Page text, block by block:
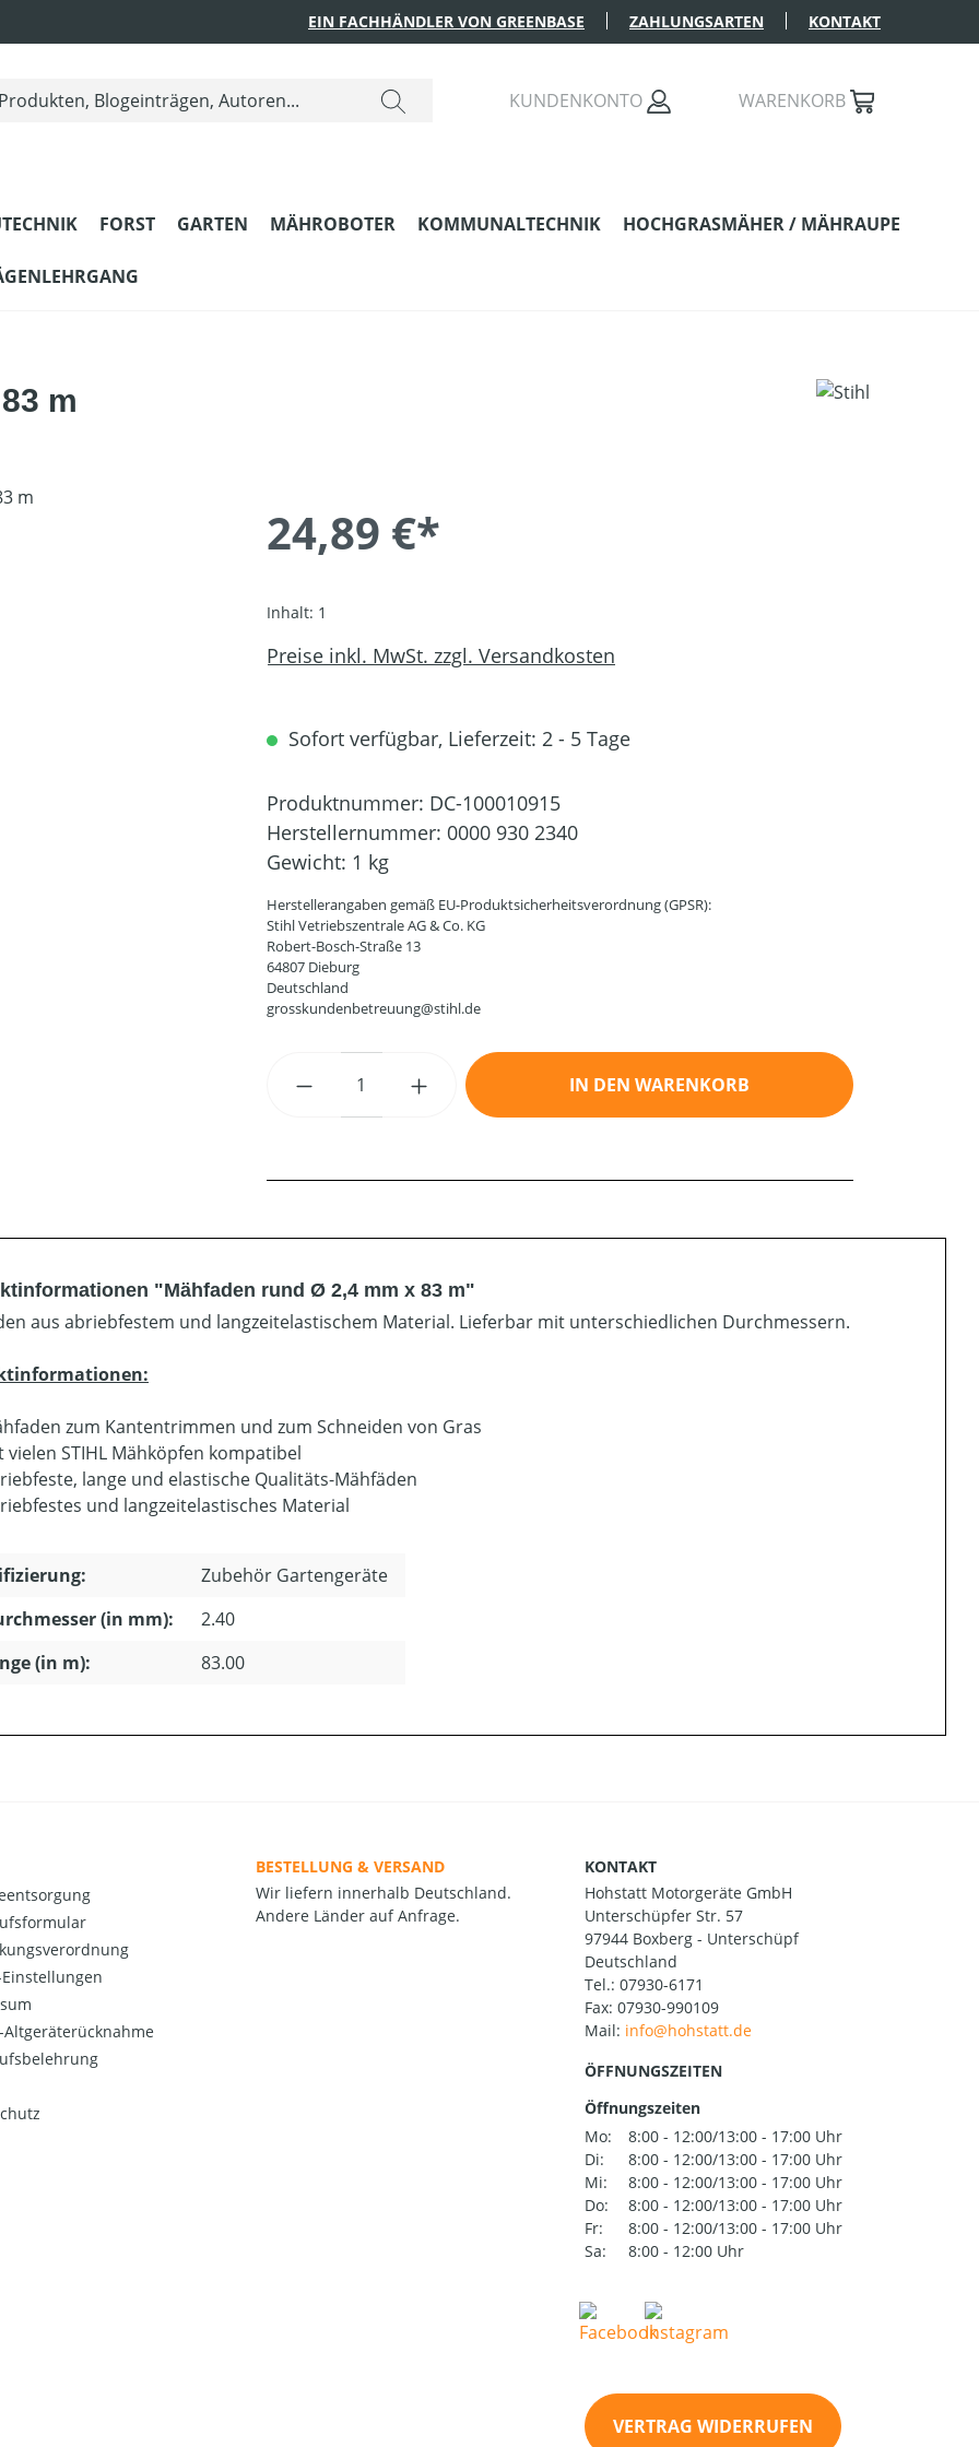
EIN FACHHÄNDLER VON GREENBASE ZAHLUNGSARTEN KONTAKT
KUNDENKONTO WARENKORB
FORST GARTEN MÄHROBOTER KOMMUNALTECHNIK HOCHGRASMÄHER / MÄHRAUPE
m
24,89 €*
Inhalt: 1
Preise inkl. MwSt. zzgl. Versandkosten
Sofort verfügbar, Lieferzeit: 2 - 5 Tage
Produktnummer: DC-100010915
Herstellernummer: 0000 930 2340
Gewicht: 1 kg
Herstellerangaben gemäß EU-Produktsicherheitsverordnung (GPSR):
Stihl Vetriebszentrale AG & Co. KG
Robert-Bosch-Straße 13
64807 Dieburg
Deutschland
grosskundenbetreuung@stihl.de
Produkt Anzahl: Gib den gewünschten Wert ein oder
IN DEN WARENKORB
"Mähfaden rund Ø 2,4 mm x 83 m"
aus abriebfestem und langzeitelastischem Material. Lieferbar mit unterschiedlichen Durchmessern.
zum Kantentrimmen und zum Schneiden von Gras
vielen STIHL Mähköpfen kompatibel
lange und elastische Qualitäts-Mähfäden
und langzeitelastisches Material
Zubehör Gartengeräte
(in mm):
2.40
(in m):
83.00
Einstellungen
Altgeräterücknahme
BESTELLUNG & VERSAND
Wir liefern innerhalb Deutschland.
Andere Länder auf Anfrage.
KONTAKT
Hohstatt Motorgeräte GmbH
Unterschüpfer Str. 57
97944 Boxberg - Unterschüpf
Deutschland
Tel.: 07930-6171
Fax: 07930-990109
Mail:
ÖFFNUNGSZEITEN
Öffnungszeiten
Mo:
8:00 - 12:00/13:00 - 17:00 Uhr
Di:
8:00 - 12:00/13:00 - 17:00 Uhr
Mi:
8:00 - 12:00/13:00 - 17:00 Uhr
Do:
8:00 - 12:00/13:00 - 17:00 Uhr
Fr:
8:00 - 12:00/13:00 - 17:00 Uhr
Sa:
8:00 - 12:00 Uhr
VERTRAG WIDERRUFEN